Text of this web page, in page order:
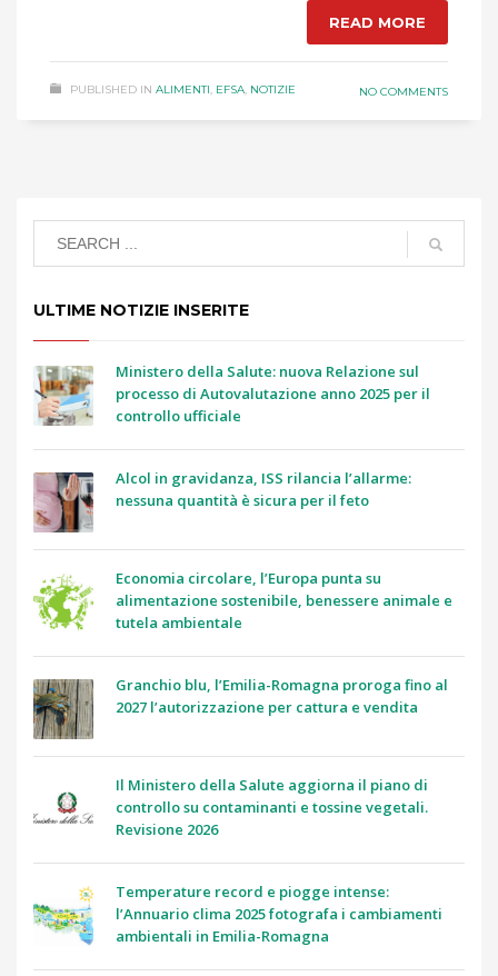
READ MORE
PUBLISHED IN ALIMENTI, EFSA, NOTIZIE NO COMMENTS
ULTIME NOTIZIE INSERITE
Ministero della Salute: nuova Relazione sul
processo di Autovalutazione anno 2025 per il
controllo ufficiale
Alcol in gravidanza, ISS rilancia l’allarme:
nessuna quantità è sicura per il feto
Economia circolare, l’Europa punta su
alimentazione sostenibile, benessere animale e
tutela ambientale
Granchio blu, l’Emilia-Romagna proroga fino al
2027 l’autorizzazione per cattura e vendita
Il Ministero della Salute aggiorna il piano di
controllo su contaminanti e tossine vegetali.
Revisione 2026
Temperature record e piogge intense:
l’Annuario clima 2025 fotografa i cambiamenti
ambientali in Emilia-Romagna